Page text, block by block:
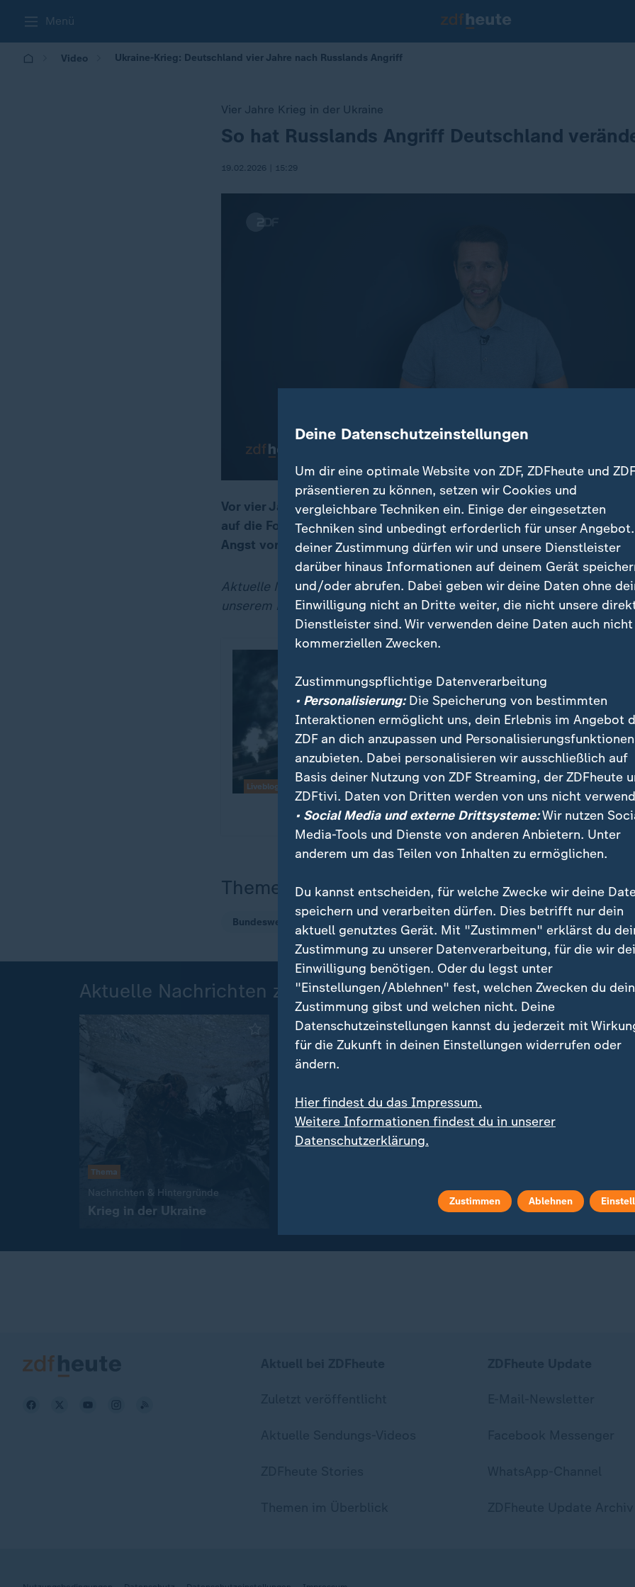
Menü
Video Ukraine-Krieg: Deutschland vier Jahre nach Russlands Angriff
Vier Jahre Krieg in der Ukraine
:
So hat Russlands Angriff Deutschland
19.02.2026 | 15:29
00:17 12:06
Vor vier Jahren überfielen russische Truppen die Ukraine. Mirko
auf die Folgen für Deutschland: neuer Wehrdienst, höhere
Angst vor Krieg.
Aktuelle Meldungen zu Russlands Angriff auf die Ukraine finden Sie
unserem Liveblog:
:Aktuelles zum
der Ukraine
Seit Februar 2022
einen Angriffskrieg
Ukraine, die Kämpfe
Entwicklungen und
Liveticker.
Liveblog
Themen
Bundeswehr
Aktuelle Nachrichten zur Ukraine
Thema
Nachrichten & Hintergründe
Krieg in der Ukraine
Militär bis Wirtschaft:
stark ist die EU?
Deine Datenschutzeinstellungen
Um dir eine optimale Website von ZDF, ZDFheute und
präsentieren zu können, setzen wir Cookies und
vergleichbare Techniken ein. Einige der eingesetzten
Techniken sind unbedingt erforderlich für unser
deiner Zustimmung dürfen wir und unsere Dienstleister
darüber hinaus Informationen auf deinem Gerät
und/oder abrufen. Dabei geben wir deine Daten ohne
Einwilligung nicht an Dritte weiter, die nicht unsere
Dienstleister sind. Wir verwenden deine Daten auch nicht
kommerziellen Zwecken.
Zustimmungspflichtige Datenverarbeitung
• Personalisierung:Die Speicherung von bestimmten
Interaktionen ermöglicht uns, dein Erlebnis im Angebot
ZDF an dich anzupassen und Personalisierungsfunktionen
anzubieten. Dabei personalisieren wir ausschließlich auf
Basis deiner Nutzung von ZDF Streaming, der ZDFheute
ZDFtivi. Daten von Dritten werden von uns nicht
• Social Media und externe Drittsysteme:Wir nutzen
Media-Tools und Dienste von anderen Anbietern. Unter
anderem um das Teilen von Inhalten zu ermöglichen.
Du kannst entscheiden, für welche Zwecke wir deine
speichern und verarbeiten dürfen. Dies betrifft nur dein
aktuell genutztes Gerät. Mit "Zustimmen" erklärst du
Zustimmung zu unserer Datenverarbeitung, für die wir
Einwilligung benötigen. Oder du legst unter
"Einstellungen/Ablehnen" fest, welchen Zwecken du
Zustimmung gibst und welchen nicht. Deine
Datenschutzeinstellungen kannst du jederzeit mit
für die Zukunft in deinen Einstellungen widerrufen oder
ändern.
Hier findest du das Impressum.
Weitere Informationen findest du in unserer
Datenschutzerklärung.
Zustimmen Ablehnen